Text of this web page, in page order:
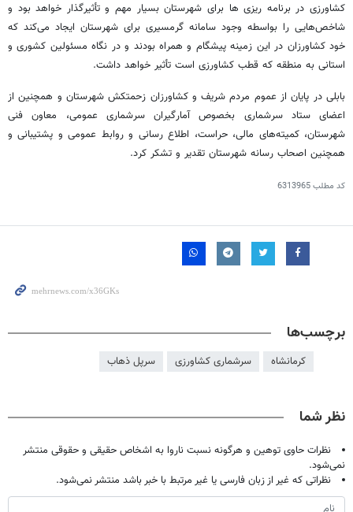
کشاورزی در برنامه ریزی ها برای شهرستان بسیار مهم و تأثیرگذار خواهد بود و
شاخص‌هایی را بواسطه وجود سامانه گرمسیری برای شهرستان ایجاد می‌کند که
خود کشاورزان در این زمینه پیشگام و همراه بودند و در نگاه مسئولین کشوری و
استانی به منطقه که قطب کشاورزی است تأثیر خواهد داشت.
بابلی در پایان از عموم مردم شریف و کشاورزان زحمتکش شهرستان و همچنین از
اعضای ستاد سرشماری بخصوص آمارگیران سرشماری عمومی، معاون فنی
شهرستان، کمیته‌های مالی، حراست، اطلاع رسانی و روابط عمومی و پشتیبانی و
همچنین اصحاب رسانه شهرستان تقدیر و تشکر کرد.
کد مطلب6313965
برچسب‌ها
کرمانشاه سرشماری کشاورزی سرپل ذهاب
نظر شما
نظرات حاوی توهین و هرگونه نسبت ناروا به اشخاص حقیقی و حقوقی منتشر
نمی‌شود.
نظراتی که غیر از زبان فارسی یا غیر مرتبط با خبر باشد منتشر نمی‌شود.